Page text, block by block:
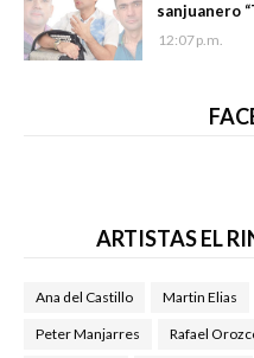
sanjuanero
12:07 p.m.
ARTISTAS EL
Ana del Castillo Martin Elias
Peter Manjarres Rafael